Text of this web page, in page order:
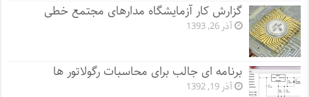
گزارش کار آزمایشگاه مدارهای مجتمع خطی
آذر 26, 1393
برنامه ای جالب برای محاسبات رگولاتور ها
آذر 19, 1392